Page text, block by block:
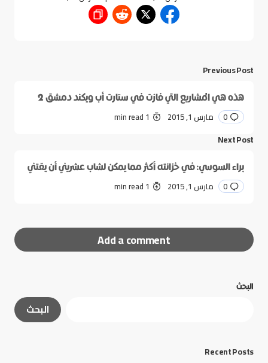
Previous Post
هذه هي المشاريع التي فازت في ستارت أب ويكند دمشق 2
0 مارس 1, 2015 1 min read
Next Post
براء السوسي: في خزانته أكثر مما يمكن لشاب عشريني أن يقتني
0 مارس 1, 2015 1 min read
Add a comment
الحقول الإلزامية
البحث
البحث
Recent Posts